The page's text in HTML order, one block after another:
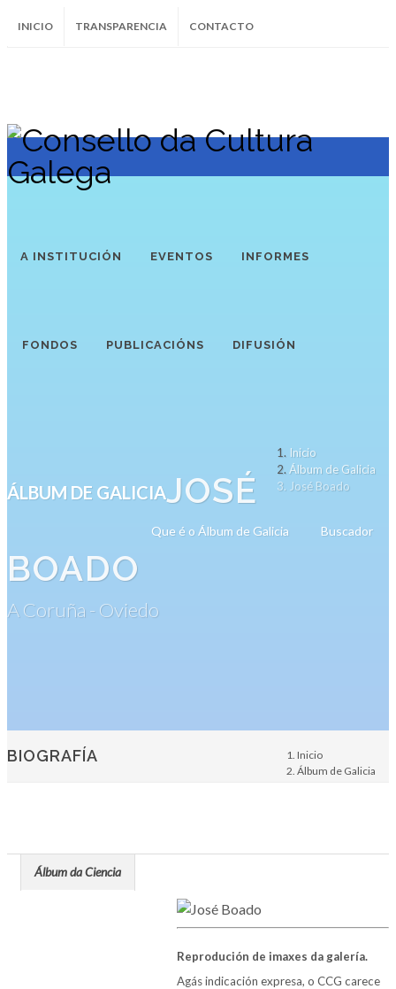
INICIO TRANSPARENCIA CONTACTO
InstagramFacebookTwitter Soundcloud
Youtube
A INSTITUCIÓN EVENTOS INFORMES
FONDOS PUBLICACIÓNS DIFUSIÓN
ÁLBUM DE GALICIA
Que é o Álbum de Galicia Buscador
JOSÉ
BOADO
A Coruña - Oviedo
Inicio
Álbum de Galicia
José Boado
BIOGRAFÍA
Inicio
Álbum de Galicia
Álbum da Ciencia
Reprodución de imaxes da galería.
Agás indicación expresa, o CCG carece